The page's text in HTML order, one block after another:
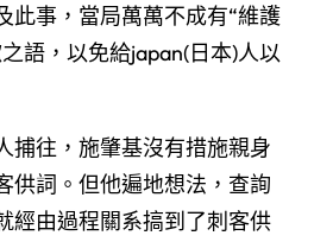
此事，當局萬萬不成有“維護
語，以免給japan(日本)人以
捕往，施肇基沒有措施親身
供詞。但他遍地想法，查詢
經由過程關系搞到了刺客供